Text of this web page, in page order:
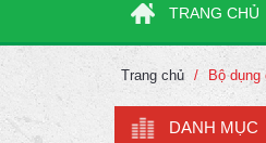
TRANG CHỦ
Trang chủ Bộ
DANH MỤC